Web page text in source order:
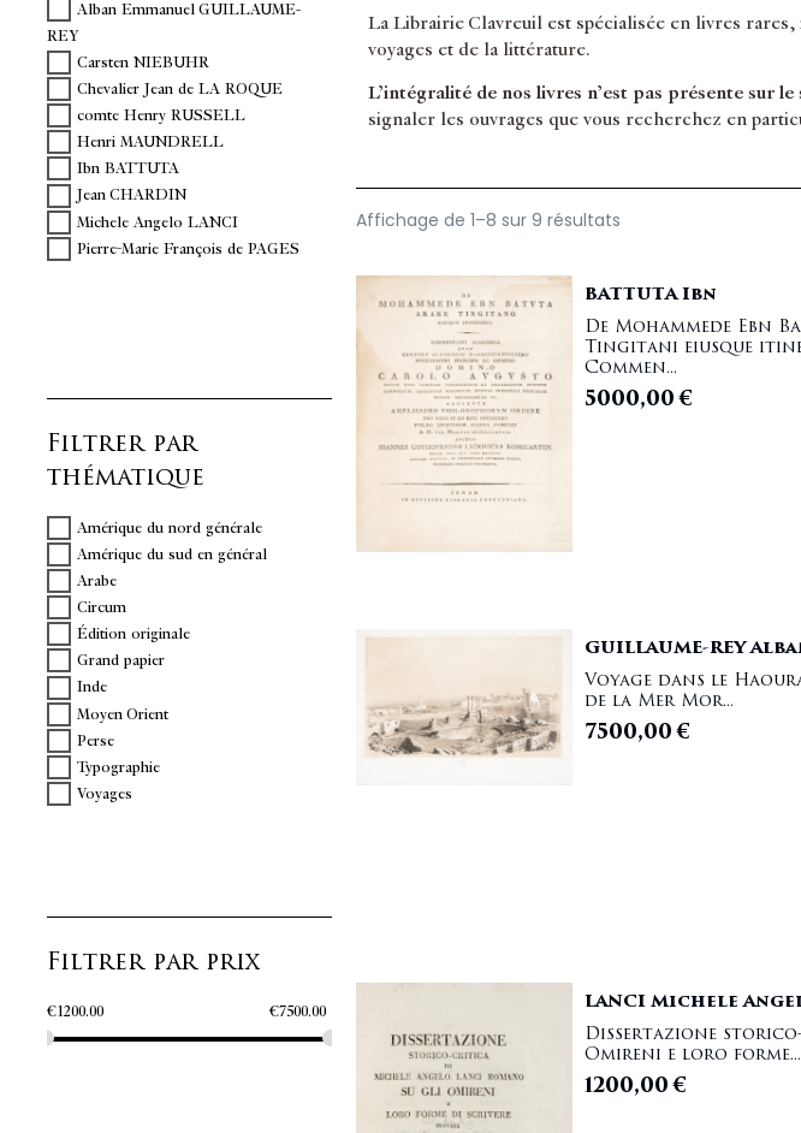
Alban Emmanuel GUILLAUME-
REY
Carsten NIEBUHR
Chevalier Jean de LA ROQUE
comte Henry RUSSELL
Henri MAUNDRELL
Ibn BATTUTA
Jean CHARDIN
Michele Angelo LANCI
Pierre-Marie François de PAGES
Filtrer par
thématique
Amérique du nord générale
Amérique du sud en général
Arabe
Circum
Édition originale
Grand papier
Inde
Moyen Orient
Perse
Typographie
Voyages
Filtrer par prix
€1200.00 €7500.00
La Librairie Clavreuil est spécialisée en livres
voyages et de la littérature.
L’intégralité de nos livres n’est pas présente sur le
signaler les ouvrages que vous recherchez en
Affichage de 1–8 sur 9 résultats
BATTUTA Ibn
De Mohammede Ebn
Tingitani eiusque
Commen...
5000,00€
GUILLAUME-REY
Voyage dans le
de la Mer Mor...
7500,00€
LANCI Michele
Dissertazione
Omireni e loro forme...
1200,00€